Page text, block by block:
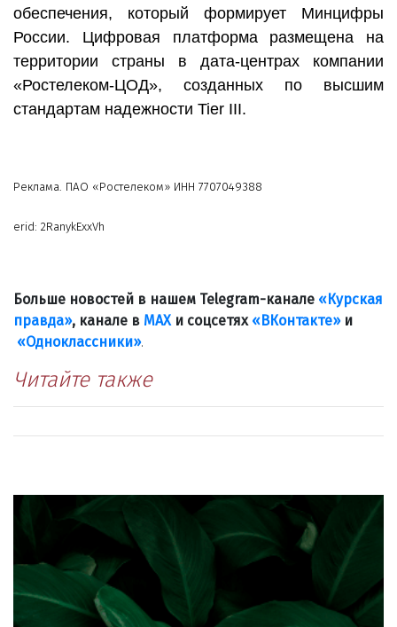
обеспечения, который формирует Минцифры
России. Цифровая платформа размещена на
территории страны в дата-центрах компании
«Ростелеком-ЦОД», созданных по высшим
стандартам надежности Tier III.
Реклама. ПАО «Ростелеком» ИНН 7707049388
erid: 2RanykExxVh
Больше новостей в нашем Telegram-канале «Курская
правда», канале в МАХи соцсетях «ВКонтакте»и
«Одноклассники».
Читайте также